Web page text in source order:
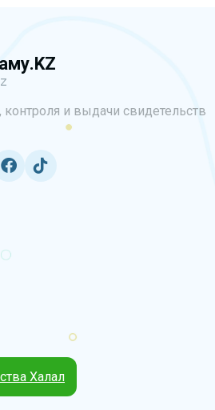
контроля и выдачи свидетельств
Халал